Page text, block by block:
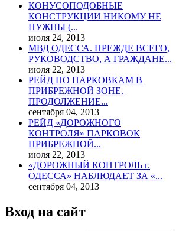
КОНУСОПОДОБНЫЕ
КОНСТРУКЦИИ НИКОМУ НЕ
НУЖНЫ (...
июля 24, 2013
МВД ОДЕССА. ПРЕЖДЕ ВСЕГО,
РУКОВОДСТВО, А ГРАЖДАНЕ...
июля 22, 2013
РЕЙД ПО ПАРКОВКАМ В
ПРИБРЕЖНОЙ ЗОНЕ.
ПРОДОЛЖЕНИЕ...
сентября 04, 2013
РЕЙД «ДОРОЖНОГО
КОНТРОЛЯ» ПАРКОВОК
ПРИБРЕЖНОЙ...
июля 22, 2013
«ДОРОЖНЫЙ КОНТРОЛЬ г.
ОДЕССА» НАБЛЮДАЕТ ЗА «...
сентября 04, 2013
Вход на сайт